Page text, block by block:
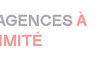
À